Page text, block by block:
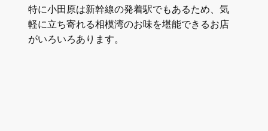
特に小田原は新幹線の発着駅でもあるため、気
軽に立ち寄れる相模湾のお味を堪能できるお店
がいろいろあります。